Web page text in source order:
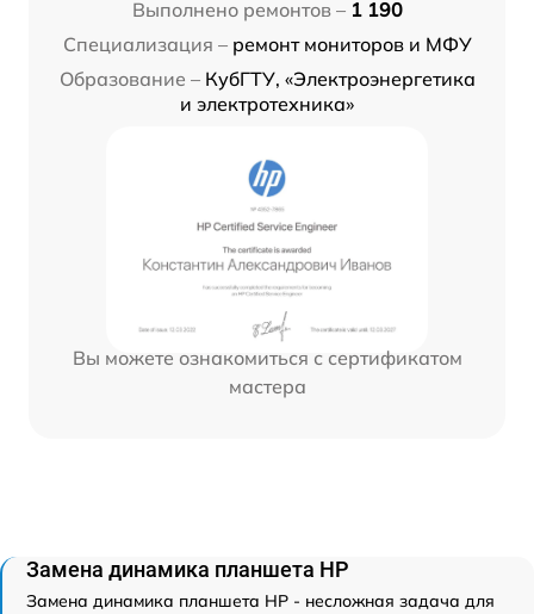
Выполнено ремонтов – 1 190
Специализация – ремонт мониторов и МФУ
Образование – КубГТУ, «Электроэнергетика
и электротехника»
Вы можете ознакомиться с сертификатом
мастера
Замена динамика планшета HP
Замена динамика планшета HP - несложная задача для